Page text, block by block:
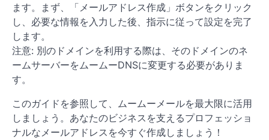
ます。まず、「メールアドレス作成」ボタンをクリック
し、必要な情報を入力した後、指示に従って設定を完了
します。
注意: 別のドメインを利用する際は、そのドメインのネ
ームサーバーをムームーDNSに変更する必要がありま
す。
このガイドを参照して、ムームーメールを最大限に活用
しましょう。あなたのビジネスを支えるプロフェッショ
ナルなメールアドレスを今すぐ作成しましょう！